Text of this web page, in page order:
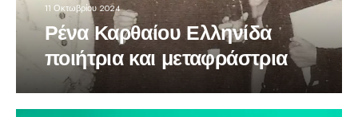
11 Οκτωβρίου 2024
Ρένα Καρθαίου Ελληνίδα
ποιήτρια και μεταφράστρια